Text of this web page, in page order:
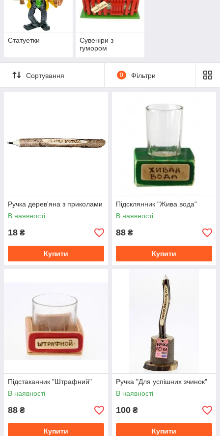
Статуетки
Сувеніри з
гумором
Сортування 0 Фільтри
Ручка дерев'яна з приколами
В наявності
18 ₴
Купити
Підсклянник "Жива вода"
В наявності
88 ₴
Купити
Підстаканник "Штрафний"
В наявності
88 ₴
Купити
Ручка "Для успішних зчинок"
В наявності
100 ₴
Купити